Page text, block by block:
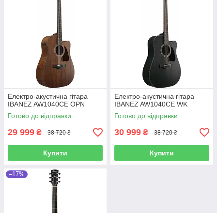
Електро-акустична гітара
IBANEZ AW1040CE OPN
Готово до відправки
29 999 ₴ 38 720 ₴
Купити
Електро-акустична гітара
IBANEZ AW1040CE WK
Готово до відправки
30 999 ₴ 38 720 ₴
Купити
–17%